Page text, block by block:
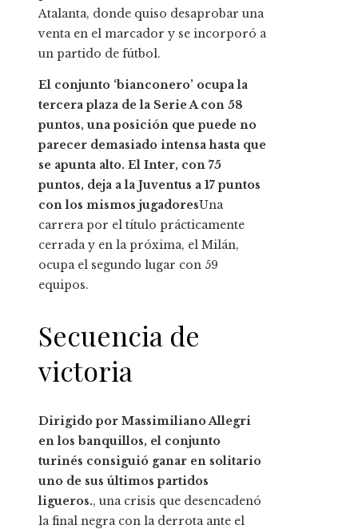
Atalanta, donde quiso desaprobar una
venta en el marcador y se incorporó a
un partido de fútbol.
El conjunto ‘bianconero’ ocupa la
tercera plaza de la Serie A con 58
puntos, una posición que puede no
parecer demasiado intensa hasta que
se apunta alto. El Inter, con 75
puntos, deja a la Juventus a 17 puntos
con los mismos jugadoresUna
carrera por el título prácticamente
cerrada y en la próxima, el Milán,
ocupa el segundo lugar con 59
equipos.
Secuencia de
victoria
Dirigido por Massimiliano Allegri
en los banquillos, el conjunto
turinés consiguió ganar en solitario
uno de sus últimos partidos
ligueros., una crisis que desencadenó
la final negra con la derrota ante el